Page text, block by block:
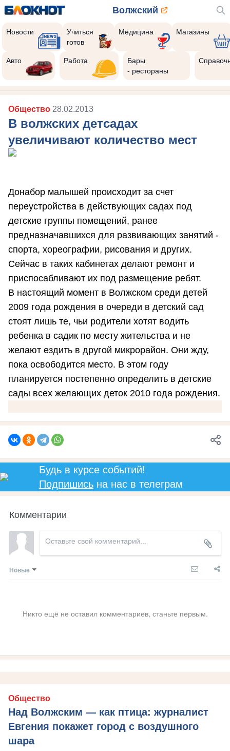
Волжский
Новости
Учиться
готов
Медицина Магазины
Авто Работа
Бары
- рестораны
Общество 28.02.2013
В волжских детсадах
увеличивают количество мест
Донабор малышей происходит за счет
переустройства в действующих садах под
детские группы помещений, ранее
предназначавшихся для развивающих занятий -
спорта, хореографии, рисования и других.
Сейчас в таких кабинетах делают ремонт и
приспосабливают их под размещение ребят.
В настоящий момент в Волжском среди детей
2009 года рождения в очереди в детский сад
стоят лишь те, чьи родители хотят водить
ребенка в садик по месту жительства и не
желают ездить в другой микрорайон. Они жду,
пока освободится место. В этом году
планируется постепенно определить в детские
сады всех желающих деток 2010 года рождения.
Будь в курсе событий!
Подпишисьна нас в телеграм
Комментарии
Новые
Никто ещё не оставил комментариев, станьте первым.
Общество
Над Волжским — как птица: журналист
Евгения покажет город с воздушного
шара